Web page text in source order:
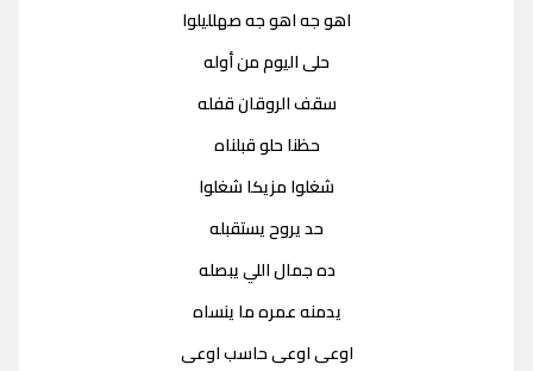
اهو جه اهو جه صهلليلوا
حلى اليوم من أوله
سقف الروقان قفله
حظنا حلو قبلناه
شغلوا مزيكا شغلوا
حد يروح يستقبله
ده جمال اللي يبصله
يدمنه عمره ما ينساه
اوعى اوعى حاسب اوعى